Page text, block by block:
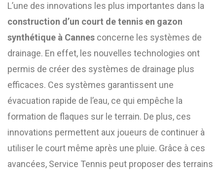
L’une des innovations les plus importantes dans la
construction d’un court de tennis en gazon
synthétique à Cannes concerne les systèmes de
drainage. En effet, les nouvelles technologies ont
permis de créer des systèmes de drainage plus
efficaces. Ces systèmes garantissent une
évacuation rapide de l’eau, ce qui empêche la
formation de flaques sur le terrain. De plus, ces
innovations permettent aux joueurs de continuer à
utiliser le court même après une pluie. Grâce à ces
avancées, Service Tennis peut proposer des terrains